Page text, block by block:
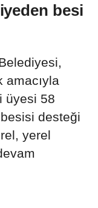
besi
amacıyla
üyesi 58
besisi desteği
yerel